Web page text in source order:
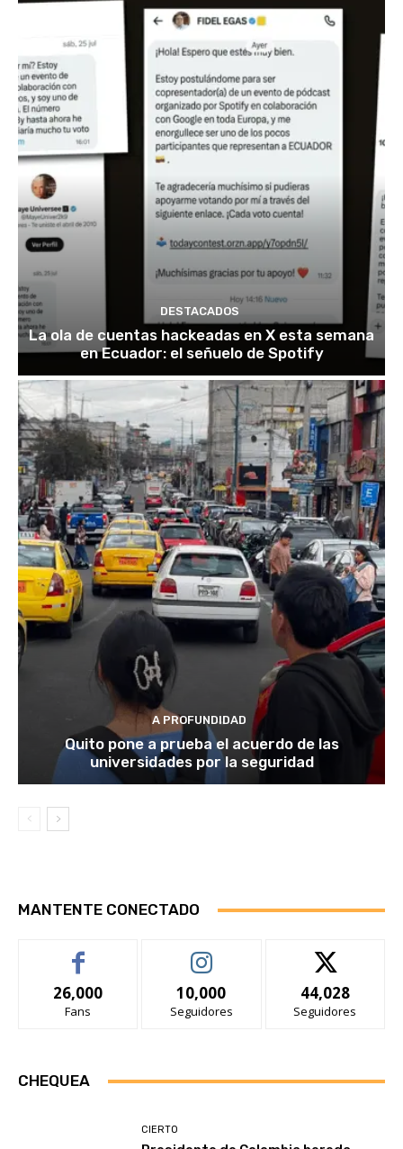
DESTACADOS
La ola de cuentas hackeadas en X esta semana
en Ecuador: el señuelo de Spotify
A PROFUNDIDAD
Quito pone a prueba el acuerdo de las
universidades por la seguridad
MANTENTE CONECTADO
26,000
Fans
10,000
Seguidores
44,028
Seguidores
CHEQUEA
CIERTO